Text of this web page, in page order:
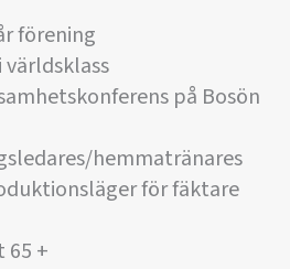
förening
på Bosön
hemmatränares
för fäktare
65 +